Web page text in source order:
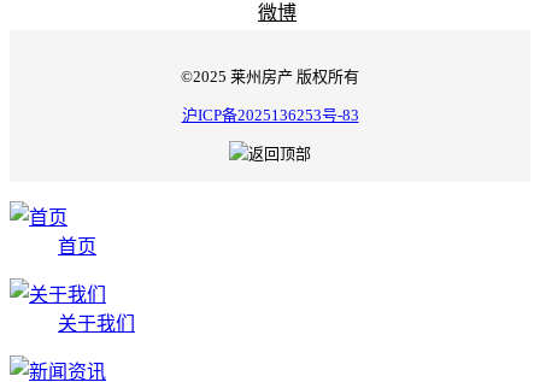
微博
©2025 莱州房产 版权所有
沪ICP备2025136253号-83
首页
关于我们